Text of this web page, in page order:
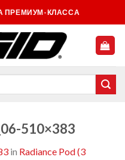
ПРЕМИУМ-КЛАССА
510×383
in Radiance Pod (3